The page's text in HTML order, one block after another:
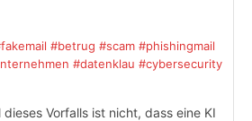
#betrug #scam #phishingmail
#datenklau #cybersecurity
Vorfalls ist nicht, dass eine KI